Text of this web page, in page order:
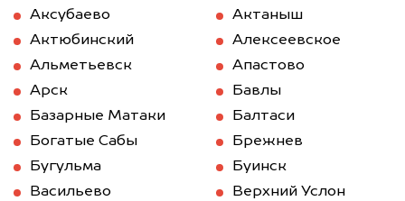
Аксубаево
Актаныш
Актюбинский
Алексеевское
Альметьевск
Апастово
Арск
Бавлы
Базарные Матаки
Балтаси
Богатые Сабы
Брежнев
Бугульма
Буинск
Васильево
Верхний Услон